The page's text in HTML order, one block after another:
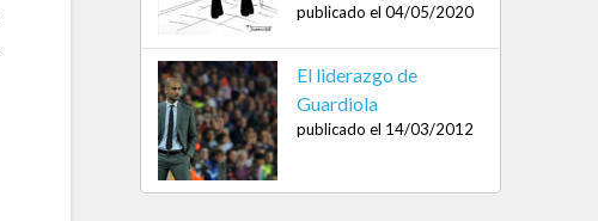
publicado el 04/05/2020
El liderazgo de
Guardiola
publicado el 14/03/2012